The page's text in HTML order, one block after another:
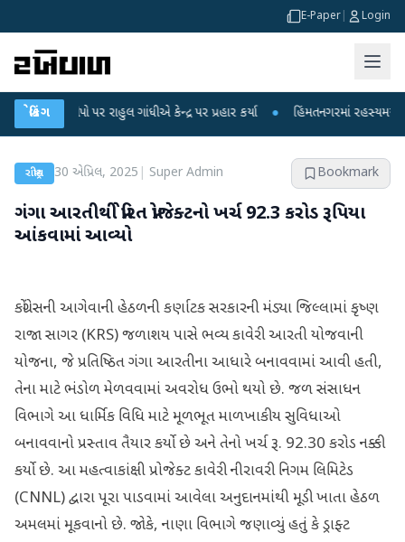
E-Paper Login
બ્રેકિંગ
પર રાહુલ ગાંધીએ કેન્દ્ર પર પ્રહાર કર્યા ● હિંમતનગરમાં રહસ્યમય વાયરસ કે
રાષ્ટ્રીય 30 એપ્રિલ, 2025 Super Admin Bookmark
ગંગા આરતીથી પ્રેરિત પ્રોજેક્ટનો ખર્ચ 92.3 કરોડ રૂપિયા
આંકવામાં આવ્યો
કોંગ્રેસની આગેવાની હેઠળની કર્ણાટક સરકારની મંડ્યા જિલ્લામાં કૃષ્ણ
રાજા સાગર (KRS) જળાશય પાસે ભવ્ય કાવેરી આરતી યોજવાની
યોજના, જે પ્રતિષ્ઠિત ગંગા આરતીના આધારે બનાવવામાં આવી હતી,
તેના માટે ભંડોળ મેળવવામાં અવરોધ ઉભો થયો છે. જળ સંસાધન
વિભાગે આ ધાર્મિક વિધિ માટે મૂળભૂત માળખાકીય સુવિધાઓ
બનાવવાનો પ્રસ્તાવ તૈયાર કર્યો છે અને તેનો ખર્ચ રૂ. 92.30 કરોડ નક્કી
કર્યો છે. આ મહત્વાકાંક્ષી પ્રોજેક્ટ કાવેરી નીરાવરી નિગમ લિમિટેડ
(CNNL) દ્વારા પૂરા પાડવામાં આવેલા અનુદાનમાંથી મૂડી ખાતા હેઠળ
અમલમાં મૂકવાનો છે. જોકે, નાણા વિભાગે જણાવ્યું હતું કે ડ્રાફ્ટ